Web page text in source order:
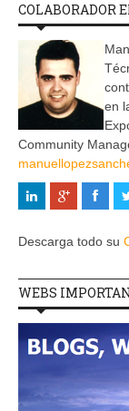
COLABORADOR
en
Community
Descarga todo su
WEBS